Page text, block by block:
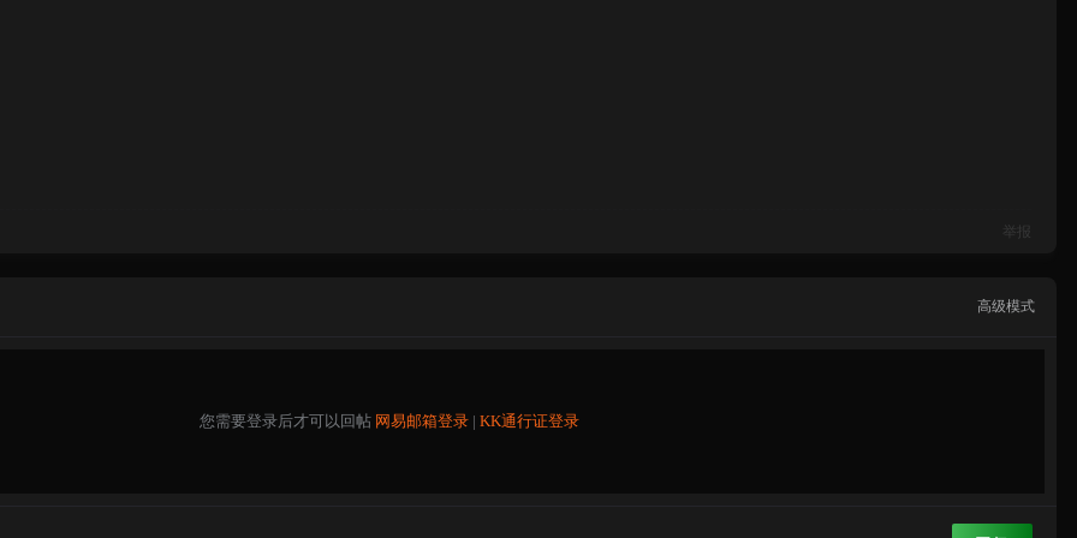
举报
高级模式
您需要登录后才可以回帖 网易邮箱登录| KK通行证登录